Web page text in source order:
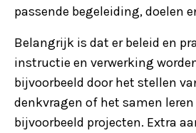
passende begeleiding, doelen
Belangrijk is dat er beleid en
instructie en verwerking
bijvoorbeeld door het stellen
denkvragen of het samen
bijvoorbeeld projecten. Extra